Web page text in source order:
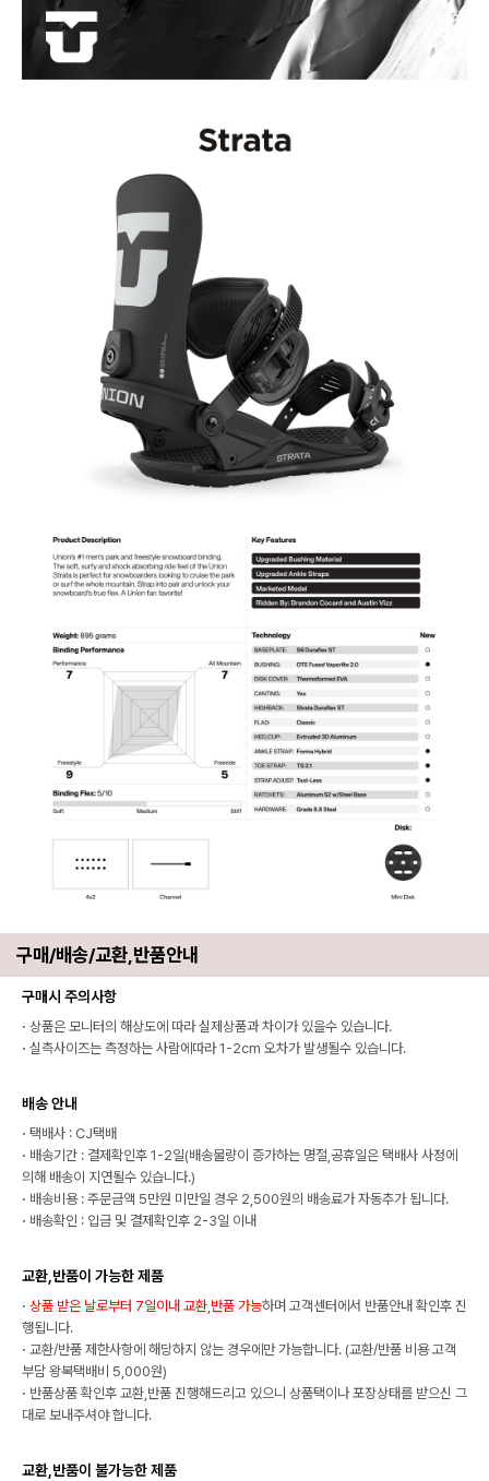
구매/배송/교환,반품안내
구매시 주의사항
· 상품은 모니터의 해상도에 따라 실제상품과 차이가 있을수 있습니다.
· 실측사이즈는 측정하는 사람에따라 1-2cm 오차가 발생될수 있습니다.
배송 안내
· 택배사 : CJ택배
· 배송기간 : 결제확인후 1-2일(배송물량이 증가하는 명절,공휴일은 택배사 사정에
의해 배송이 지연될수 있습니다.)
· 배송비용 : 주문금액 5만원 미만일 경우 2,500원의 배송료가 자동추가 됩니다.
· 배송확인 : 입금 및 결제확인후 2-3일 이내
교환,반품이 가능한 제품
· 상품 받은 날로부터 7일이내 교환,반품 가능하며 고객센터에서 반품안내 확인후 진
행됩니다.
· 교환/반품 제한사항에 해당하지 않는 경우에만 가능합니다. (교환/반품 비용 고객
부담 왕복택배비 5,000원)
· 반품상품 확인후 교환,반품 진행해드리고 있으니 상품택이나 포장상태를 받으신 그
대로 보내주셔야 합니다.
교환,반품이 불가능한 제품